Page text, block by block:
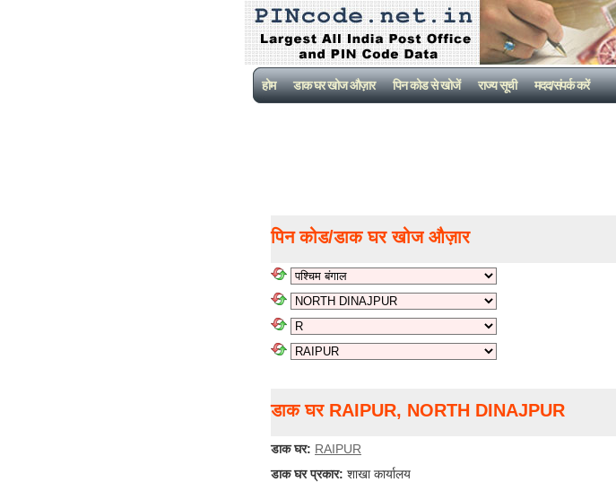
होम डाक घर खोज औज़ार पिन कोड से खोजें राज्य सूची मदद/संपर्क करें
पिन कोड/डाक घर खोज औज़ार
डाक घर RAIPUR, NORTH DINAJPUR
डाक घर: RAIPUR
डाक घर प्रकार: शाखा कार्यालय